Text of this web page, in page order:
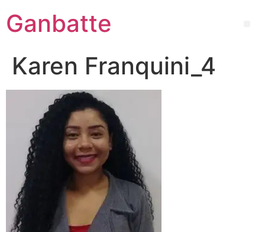
Ganbatte
Karen Franquini_4